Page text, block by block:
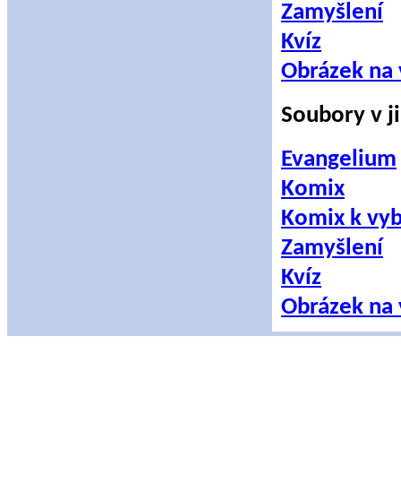
Zamyšlení
Kvíz
Obrázek
Soubory v
Evangelium
Komix
Komix k
Zamyšlení
Kvíz
Obrázek